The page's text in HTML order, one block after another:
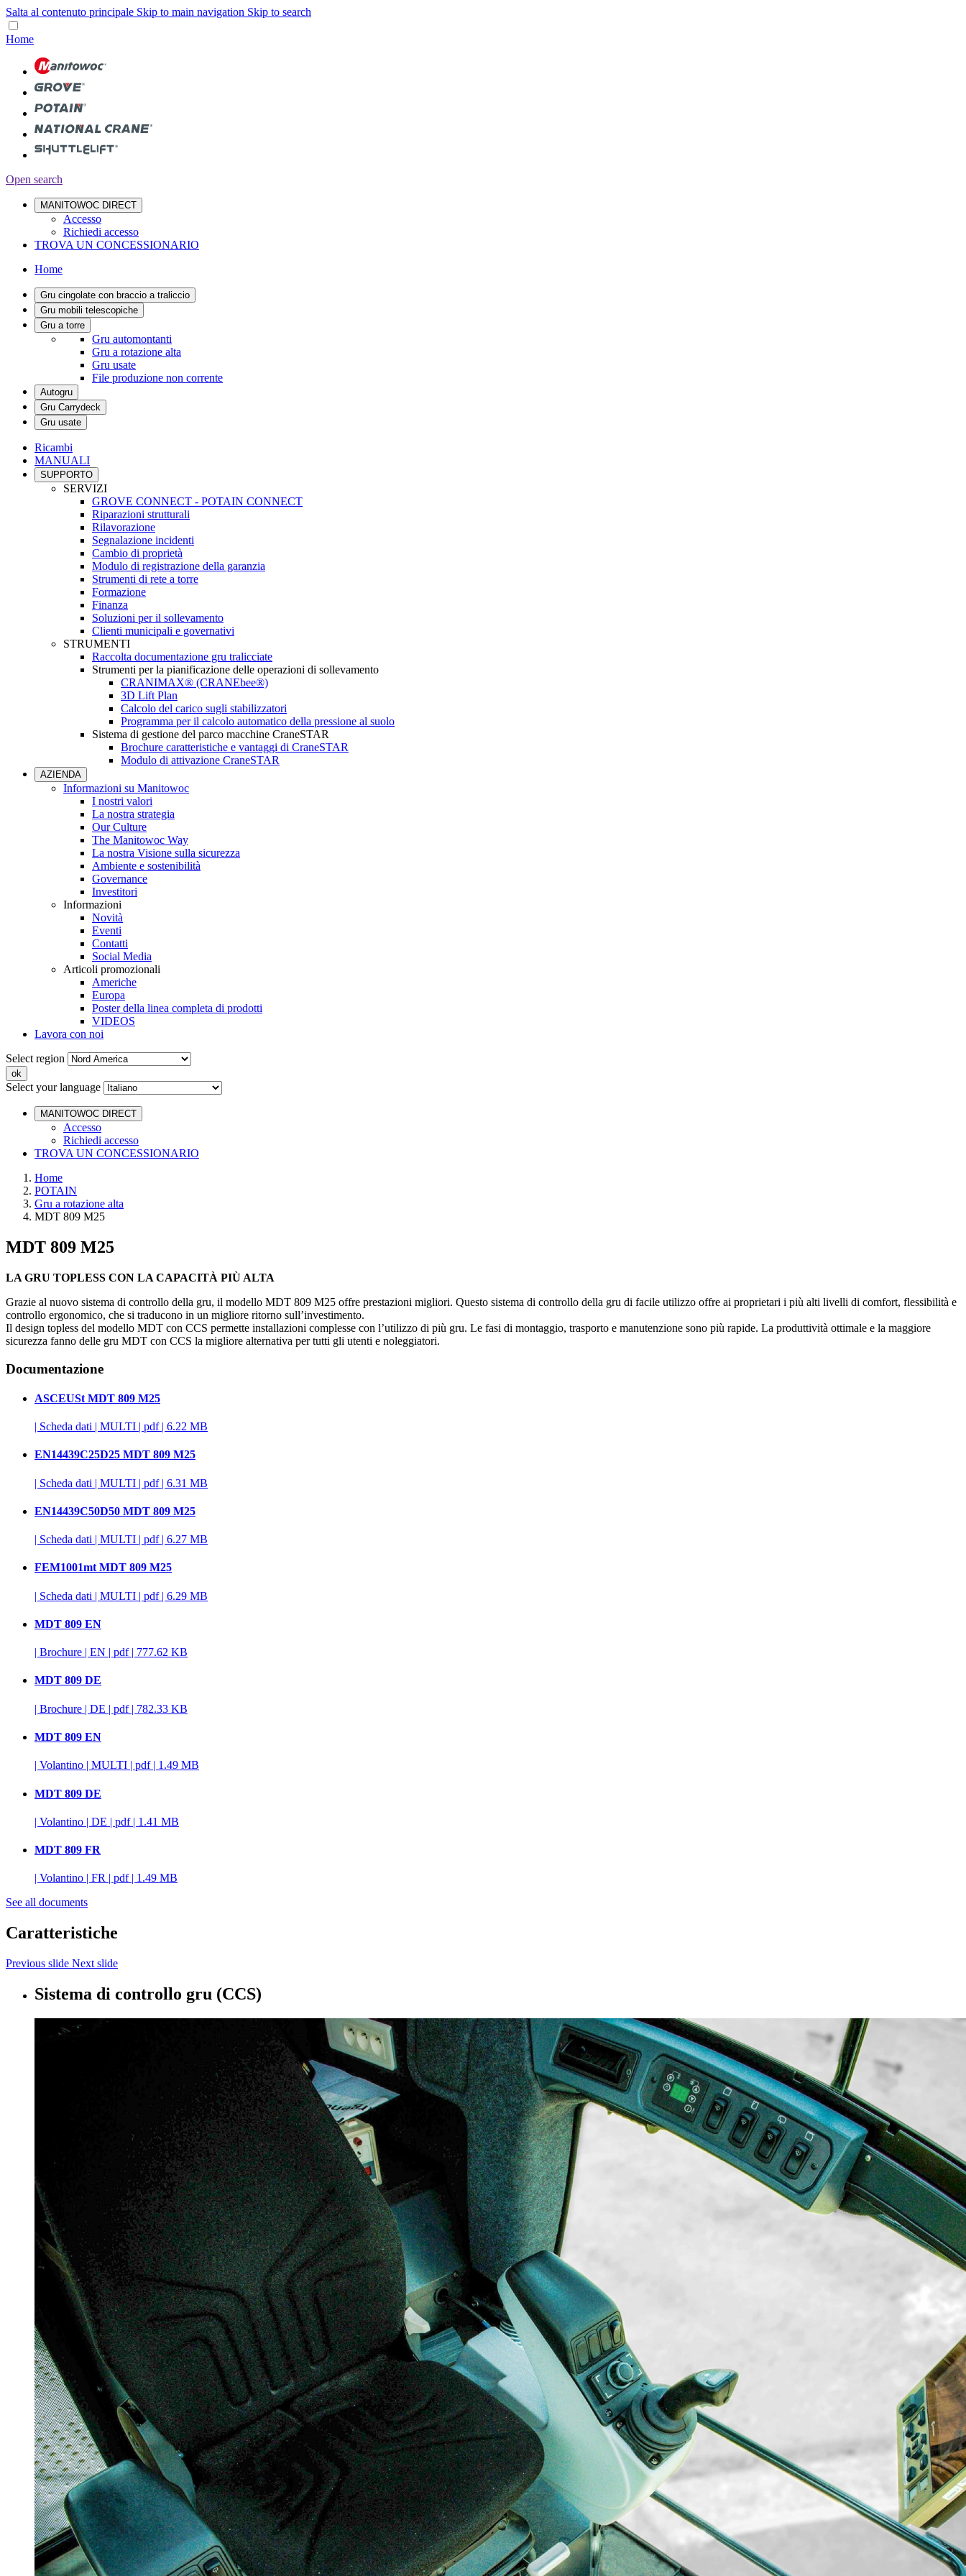
Salta al contenuto principale Skip to main navigation Skip to search
Home
Open search
MANITOWOC DIRECT
Accesso
Richiedi accesso
TROVA UN CONCESSIONARIO
Home
Gru cingolate con braccio a traliccio
Gru mobili telescopiche
Gru a torre
Gru automontanti
Gru a rotazione alta
Gru usate
File produzione non corrente
Autogru
Gru Carrydeck
Gru usate
Ricambi
MANUALI
SUPPORTO
SERVIZI
GROVE CONNECT - POTAIN CONNECT
Riparazioni strutturali
Rilavorazione
Segnalazione incidenti
Cambio di proprietà
Modulo di registrazione della garanzia
Strumenti di rete a torre
Formazione
Finanza
Soluzioni per il sollevamento
Clienti municipali e governativi
STRUMENTI
Raccolta documentazione gru tralicciate
Strumenti per la pianificazione delle operazioni di sollevamento
CRANIMAX® (CRANEbee®)
3D Lift Plan
Calcolo del carico sugli stabilizzatori
Programma per il calcolo automatico della pressione al suolo
Sistema di gestione del parco macchine CraneSTAR
Brochure caratteristiche e vantaggi di CraneSTAR
Modulo di attivazione CraneSTAR
AZIENDA
Informazioni su Manitowoc
I nostri valori
La nostra strategia
Our Culture
The Manitowoc Way
La nostra Visione sulla sicurezza
Ambiente e sostenibilità
Governance
Investitori
Informazioni
Novità
Eventi
Contatti
Social Media
Articoli promozionali
Americhe
Europa
Poster della linea completa di prodotti
VIDEOS
Lavora con noi
Select region
Select your language
MANITOWOC DIRECT
Accesso
Richiedi accesso
TROVA UN CONCESSIONARIO
Home
POTAIN
Gru a rotazione alta
MDT 809 M25
MDT 809 M25
LA GRU TOPLESS CON LA CAPACITÀ PIÙ ALTA
Grazie al nuovo sistema di controllo della gru, il modello MDT 809 M25 offre prestazioni migliori. Questo sistema di controllo della gru di facile utilizzo offre ai proprietari i più alti livelli di comfort, flessibilità e
controllo ergonomico, che si traducono in un migliore ritorno sull’investimento.
Il design topless del modello MDT con CCS permette installazioni complesse con l’utilizzo di più gru. Le fasi di montaggio, trasporto e manutenzione sono più rapide. La produttività ottimale e la maggiore
sicurezza fanno delle gru MDT con CCS la migliore alternativa per tutti gli utenti e noleggiatori.
Documentazione
ASCEUSt MDT 809 M25
| Scheda dati | MULTI | pdf | 6.22 MB
EN14439C25D25 MDT 809 M25
| Scheda dati | MULTI | pdf | 6.31 MB
EN14439C50D50 MDT 809 M25
| Scheda dati | MULTI | pdf | 6.27 MB
FEM1001mt MDT 809 M25
| Scheda dati | MULTI | pdf | 6.29 MB
MDT 809 EN
| Brochure | EN | pdf | 777.62 KB
MDT 809 DE
| Brochure | DE | pdf | 782.33 KB
MDT 809 EN
| Volantino | MULTI | pdf | 1.49 MB
MDT 809 DE
| Volantino | DE | pdf | 1.41 MB
MDT 809 FR
| Volantino | FR | pdf | 1.49 MB
See all documents
Caratteristiche
Previous slide Next slide
Sistema di controllo gru (CCS)